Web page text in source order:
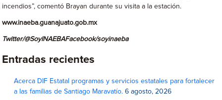
incendios”, comentó Brayan durante su visita a la estación.
www.inaeba.guanajuato.gob.mx
Twitter/@SoyINAEBAFacebook/soyinaeba
Entradas recientes
Acerca DIF Estatal programas y servicios estatales para fortalecer
a las familias de Santiago Maravatío. 6 agosto, 2026